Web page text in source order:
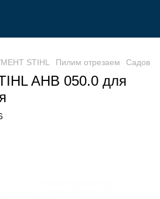
STIHL Пилим отрезаем
AHB 050.0 для